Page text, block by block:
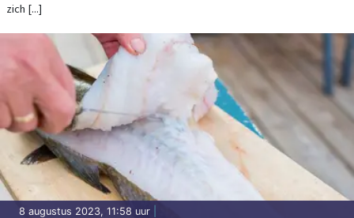
zich [...]
8 augustus 2023, 11:58 uur